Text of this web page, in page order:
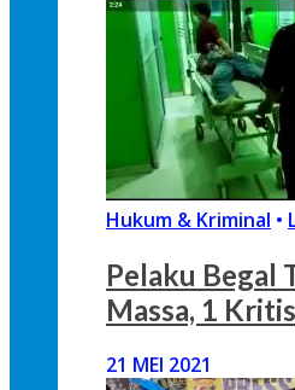
Hukum & Kriminal •
Pelaku Begal
Massa, 1 Kritis
21 MEI 2021